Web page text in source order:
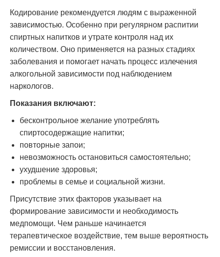
Кодирование рекомендуется людям с выраженной
зависимостью. Особенно при регулярном распитии
спиртных напитков и утрате контроля над их
количеством. Оно применяется на разных стадиях
заболевания и помогает начать процесс излечения
алкогольной зависимости под наблюдением
наркологов.
Показания включают:
бесконтрольное желание употреблять
спиртосодержащие напитки;
повторные запои;
невозможность остановиться самостоятельно;
ухудшение здоровья;
проблемы в семье и социальной жизни.
Присутствие этих факторов указывает на
формирование зависимости и необходимость
медпомощи. Чем раньше начинается
терапевтическое воздействие, тем выше вероятность
ремиссии и восстановления.